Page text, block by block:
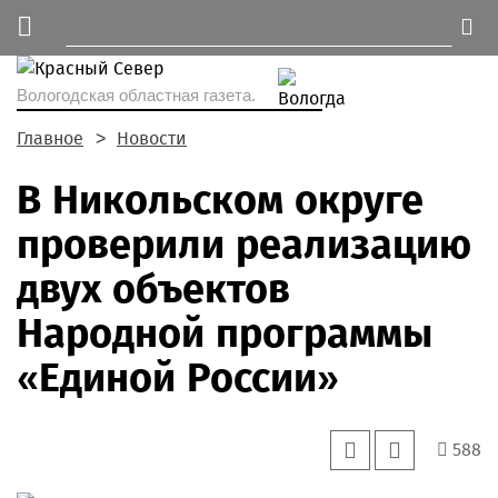
Вологодская областная газета.
Главное Новости
В Никольском округе
проверили реализацию
двух объектов
Народной программы
«Единой России»
588